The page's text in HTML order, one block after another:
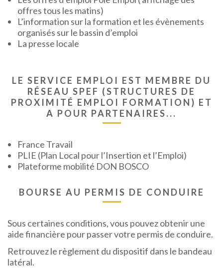
offres tous les matins)
L’information sur la formation et les évènements
organisés sur le bassin d’emploi
La presse locale
LE SERVICE EMPLOI EST MEMBRE DU
RÉSEAU SPEF (STRUCTURES DE
PROXIMITÉ EMPLOI FORMATION) ET
A POUR PARTENAIRES...
France Travail
PLIE (Plan Local pour l’Insertion et l’Emploi)
Plateforme mobilité DON BOSCO
BOURSE AU PERMIS DE CONDUIRE
Sous certaines conditions, vous pouvez obtenir une
aide financière pour passer votre permis de conduire.
Retrouvez le règlement du dispositif dans le bandeau
latéral.